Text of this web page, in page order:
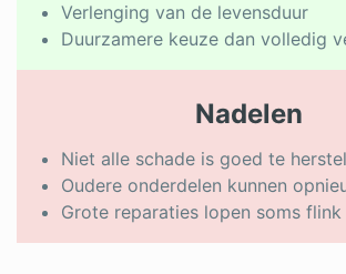
Verlenging van de levensduur
Duurzamere keuze dan volledig
Nadelen
Niet alle schade is goed te
Oudere onderdelen kunnen
Grote reparaties lopen soms